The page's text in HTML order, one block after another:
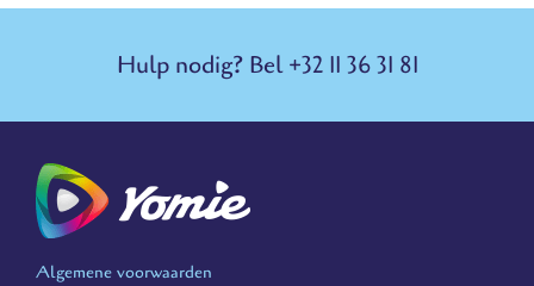
Hulp nodig? Bel +32 11 36 31 81
Algemene voorwaarden